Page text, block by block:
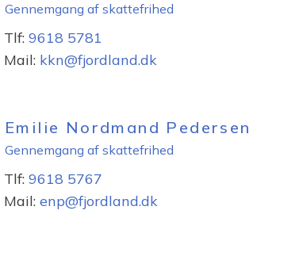
Gennemgang af skattefrihed
Tlf: 9618 5781
Mail: kkn@fjordland.dk
Emilie Nordmand Pedersen
Gennemgang af skattefrihed
Tlf: 9618 5767
Mail: enp@fjordland.dk